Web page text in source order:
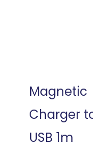
Magnetic
Charger
USB 1m